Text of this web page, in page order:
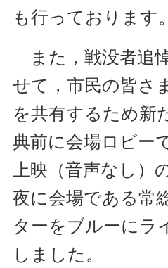
も行っております。
また，戦没者追
せて，市民の皆さ
を共有するため新
典前に会場ロビー
上映（音声なし）
夜に会場である常
ターをブルーにラ
しました。